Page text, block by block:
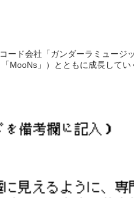
ード会社「ガンダーラミュージ
MooNs」）とともに成長してい